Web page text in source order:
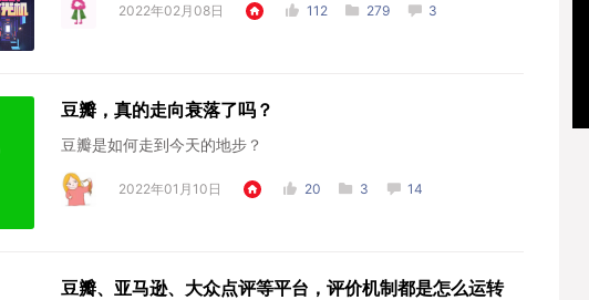
2022年02月08日 112 279 3
豆瓣，真的走向衰落了吗？
豆瓣是如何走到今天的地步？
2022年01月10日 20 3 14
豆瓣、亚马逊、大众点评等平台，评价机制都是怎么运转